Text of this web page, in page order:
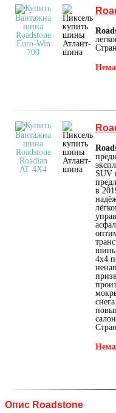
SUV
в
шины
4x4
Опис Roadstone